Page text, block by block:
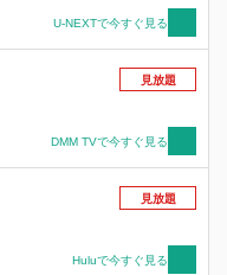
U-NEXTで今すぐ見る
見放題
DMM TVで今すぐ見る
見放題
Huluで今すぐ見る